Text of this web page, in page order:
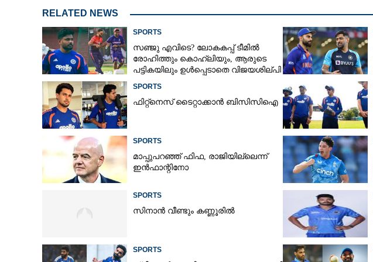
RELATED NEWS
SPORTS
സഞ്ജു എവിടെ? ലോകകപ്പ് ടീമിൽ
രോഹിത്തും കൊഹ്‌ലിയും, ആരുടെ
പട്ടികയിലും ഉൾപ്പെടാതെ വിജയശില്പി
SPORTS
ഫിറ്റ്നെസ് ടൈറ്റാക്കാൻ ബിസിസിഐ
SPORTS
മാപ്പുപറഞ്ഞ് ഫിഫ, രാജിയില്ലെന്ന്
ഇൻഫാന്റിനോ
SPORTS
സിനാൻ വീണ്ടും കണ്ണൂരിൽ
SPORTS